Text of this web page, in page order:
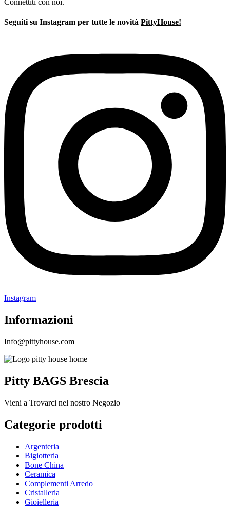
era:
€280,00.
è:
€182,00.
Connettiti con noi.
Seguiti su Instagram per tutte le novità PittyHouse!
Instagram
Informazioni
Info@pittyhouse.com
Pitty BAGS Brescia
Vieni a Trovarci nel nostro Negozio
Categorie prodotti
Argenteria
Bigiotteria
Bone China
Ceramica
Complementi Arredo
Cristalleria
Gioielleria